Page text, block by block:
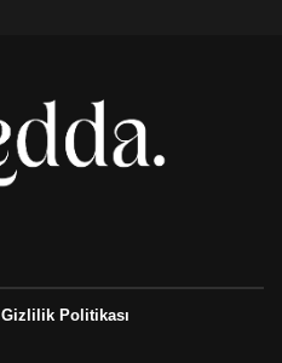
Gizlilik Politikası